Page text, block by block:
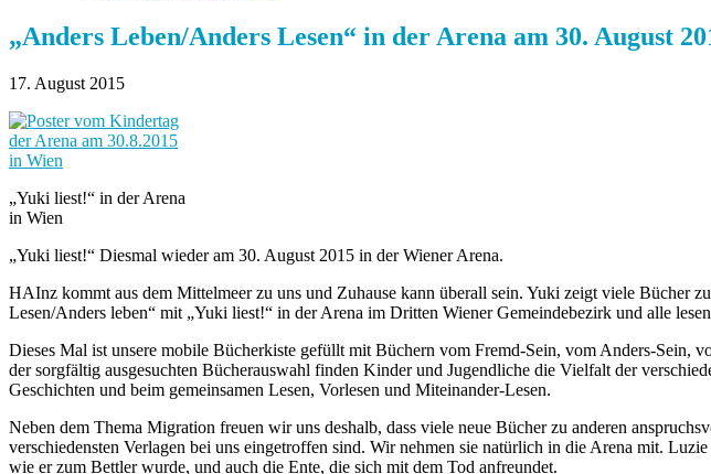
„Anders Leben/Anders Lesen“ in der Arena am 30. August
17. August 2015
„Yuki liest!“ in der Arena
in Wien
„Yuki liest!“ Diesmal wieder am 30. August 2015 in der Wiener Arena.
HAInz kommt aus dem Mittelmeer zu uns und Zuhause kann überall sein. Yuki zeigt viele Bücher
Lesen/Anders leben“ mit „Yuki liest!“ in der Arena im Dritten Wiener Gemeindebezirk und alle
Dieses Mal ist unsere mobile Bücherkiste gefüllt mit Büchern vom Fremd-Sein, vom Anders-
der sorgfältig ausgesuchten Bücherauswahl finden Kinder und Jugendliche die Vielfalt der
Geschichten und beim gemeinsamen Lesen, Vorlesen und Miteinander-Lesen.
Neben dem Thema Migration freuen wir uns deshalb, dass viele neue Bücher zu anderen
verschiedensten Verlagen bei uns eingetroffen sind. Wir nehmen sie natürlich in die Arena mit.
wie er zum Bettler wurde, und auch die Ente, die sich mit dem Tod anfreundet.